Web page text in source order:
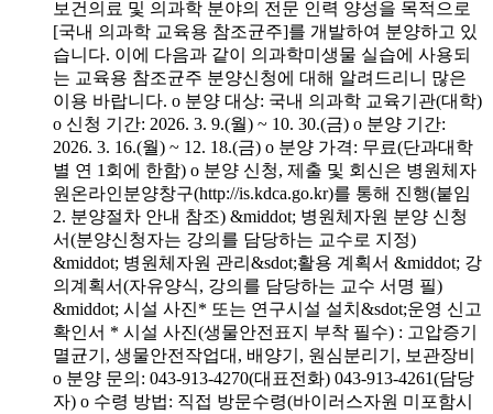
보건의료 및 의과학 분야의 전문 인력 양성을 목적으로
[국내 의과학 교육용 참조균주]를 개발하여 분양하고 있
습니다. 이에 다음과 같이 의과학미생물 실습에 사용되
는 교육용 참조균주 분양신청에 대해 알려드리니 많은
이용 바랍니다. o 분양 대상: 국내 의과학 교육기관(대학)
o 신청 기간: 2026. 3. 9.(월) ~ 10. 30.(금) o 분양 기간:
2026. 3. 16.(월) ~ 12. 18.(금) o 분양 가격: 무료(단과대학
별 연 1회에 한함) o 분양 신청, 제출 및 회신은 병원체자
원온라인분양창구(http://is.kdca.go.kr)를 통해 진행(붙임
2. 분양절차 안내 참조) &middot; 병원체자원 분양 신청
서(분양신청자는 강의를 담당하는 교수로 지정)
&middot; 병원체자원 관리&sdot;활용 계획서 &middot; 강
의계획서(자유양식, 강의를 담당하는 교수 서명 필)
&middot; 시설 사진* 또는 연구시설 설치&sdot;운영 신고
확인서 * 시설 사진(생물안전표지 부착 필수) : 고압증기
멸균기, 생물안전작업대, 배양기, 원심분리기, 보관장비
o 분양 문의: 043-913-4270(대표전화) 043-913-4261(담당
자) o 수령 방법: 직접 방문수령(바이러스자원 미포함시